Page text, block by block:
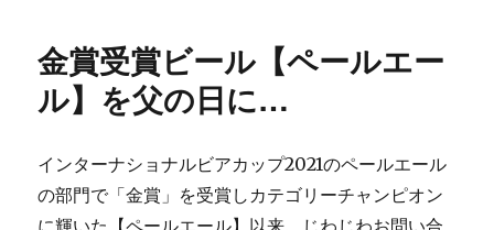
で
争
う
人
金賞受賞ビール【ペールエー
ル】を父の日に…
インターナショナルビアカップ2021のペールエール
の部門で「金賞」を受賞しカテゴリーチャンピオン